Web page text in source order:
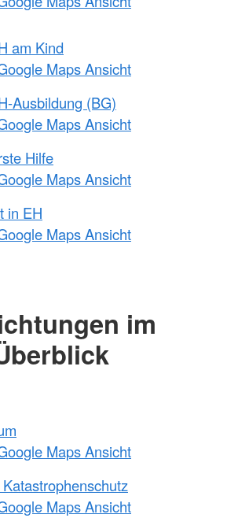
am Kind
Maps Ansicht
Ausbildung (BG)
Maps Ansicht
Hilfe
Maps Ansicht
in EH
Maps Ansicht
im
Maps Ansicht
Maps Ansicht